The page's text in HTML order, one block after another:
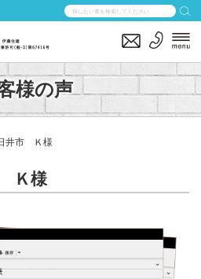
様の声
井市 Ｋ様
Ｋ様